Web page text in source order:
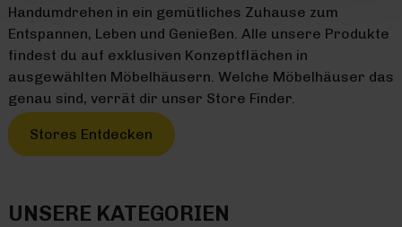
Handumdrehen in ein gemütliches Zuhause zum
Entspannen, Leben und Genießen. Alle unsere Produkte
findest du auf exklusiven Konzeptflächen in
ausgewählten Möbelhäusern. Welche Möbelhäuser das
genau sind, verrät dir unser Store Finder.
Stores Entdecken
UNSERE KATEGORIEN